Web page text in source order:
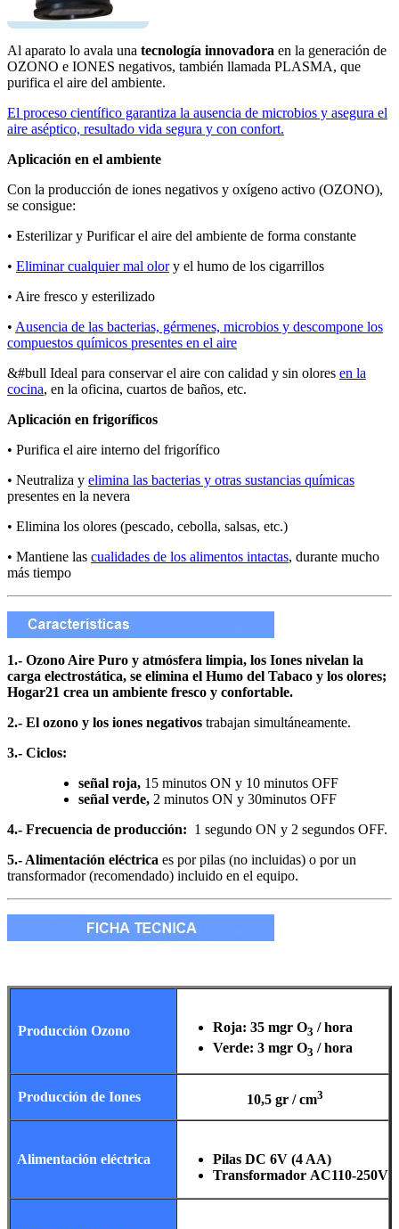
Al aparato lo avala una tecnología innovadora en la generación de
OZONO e IONES negativos, también llamada PLASMA, que
purifica el aire del ambiente.
El proceso científico garantiza la ausencia de microbios y asegura el
aire aséptico, resultado vida segura y con confort.
Aplicación en el ambiente
Con la producción de iones negativos y oxígeno activo (OZONO),
se consigue:
• Esterilizar y Purificar el aire del ambiente de forma constante
• Eliminar cualquier mal olory el humo de los cigarrillos
• Aire fresco y esterilizado
• Ausencia de las bacterias, gérmenes, microbios y descompone los
compuestos químicos presentes en el aire
&#bull Ideal para conservar el aire con calidad y sin olores en la
cocina, en la oficina, cuartos de baños, etc.
Aplicación en frigoríficos
• Purifica el aire interno del frigorífico
• Neutraliza y elimina las bacterias y otras sustancias químicas
presentes en la nevera
• Elimina los olores (pescado, cebolla, salsas, etc.)
• Mantiene las cualidades de los alimentos intactas, durante mucho
más tiempo
1.- Ozono Aire Puro y atmósfera limpia, los Iones nivelan la
carga electrostática, se elimina el Humo del Tabaco y los olores;
Hogar21 crea un ambiente fresco y confortable.
2.- El ozono y los iones negativos trabajan simultáneamente.
3.- Ciclos:
señal roja, 15 minutos ON y 10 minutos OFF
señal verde, 2 minutos ON y 30minutos OFF
4.- Frecuencia de producción: 1 segundo ON y 2 segundos OFF.
5.- Alimentación eléctrica es por pilas (no incluidas) o por un
transformador (recomendado) incluido en el equipo.
Producción Ozono Roja: 35 mgr O3 / hora
Verde: 3 mgr O3 / hora
Producción de Iones 10,5 gr / cm3
Alimentación eléctrica
Pilas DC 6V (4 AA)
Transformador AC110-250V